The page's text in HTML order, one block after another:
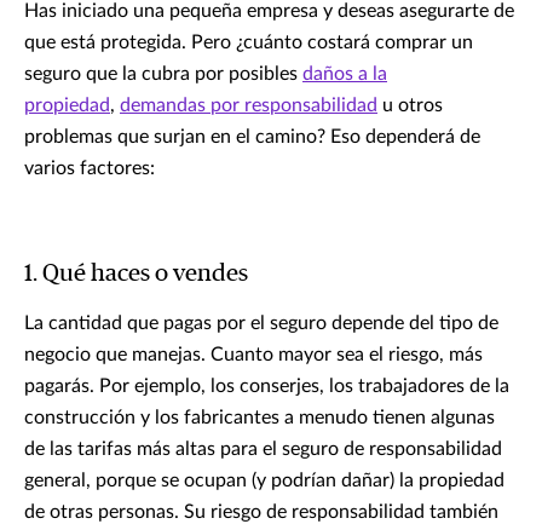
Has iniciado una pequeña empresa y deseas asegurarte de
que está protegida. Pero ¿cuánto costará comprar un
seguro que la cubra por posibles daños a la
propiedad, demandas por responsabilidad u otros
problemas que surjan en el camino? Eso dependerá de
varios factores:
1. Qué haces o vendes
La cantidad que pagas por el seguro depende del tipo de
negocio que manejas. Cuanto mayor sea el riesgo, más
pagarás. Por ejemplo, los conserjes, los trabajadores de la
construcción y los fabricantes a menudo tienen algunas
de las tarifas más altas para el seguro de responsabilidad
general, porque se ocupan (y podrían dañar) la propiedad
de otras personas. Su riesgo de responsabilidad también